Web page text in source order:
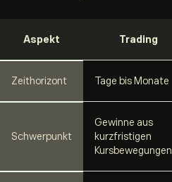
Aspekt Trading
Zeithorizont Tage bis Monate
Schwerpunkt
Gewinne aus
kurzfristigen
Kursbewegungen